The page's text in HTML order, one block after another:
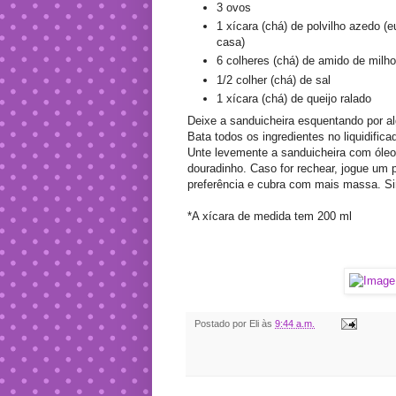
3 ovos
1 xícara (chá) de polvilho azedo
casa)
6 colheres (chá) de amido de milho
1/2 colher (chá) de sal
1 xícara (chá) de queijo ralado
Deixe a sanduicheira esquentando por
Bata todos os ingredientes no
Unte levemente a sanduicheira com
douradinho. Caso for rechear, jogue
preferência e cubra com mais massa.
*A xícara de medida tem 200 ml
Postado por Eli às 9:44 a.m.